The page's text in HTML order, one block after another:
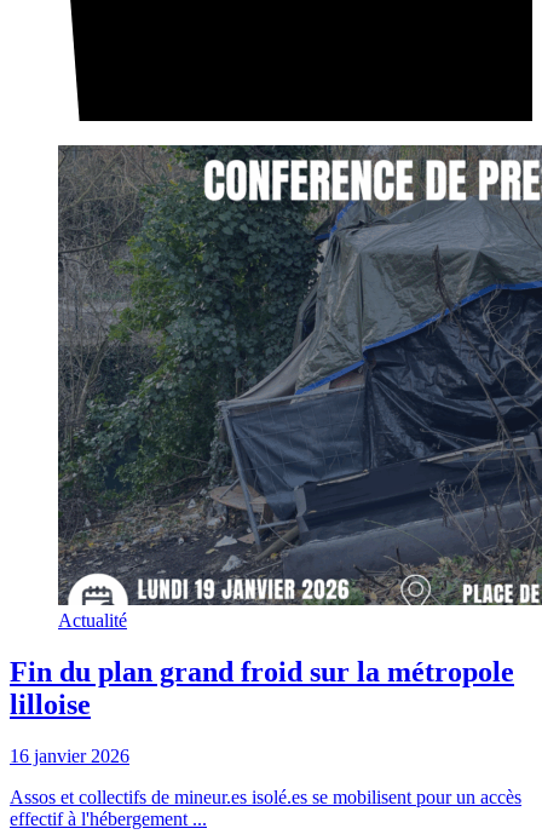
Actualité
Fin du plan grand froid sur la métropole
lilloise
16 janvier 2026
Assos et collectifs de mineur.es isolé.es se mobilisent pour un accès
effectif à l'hébergement ...